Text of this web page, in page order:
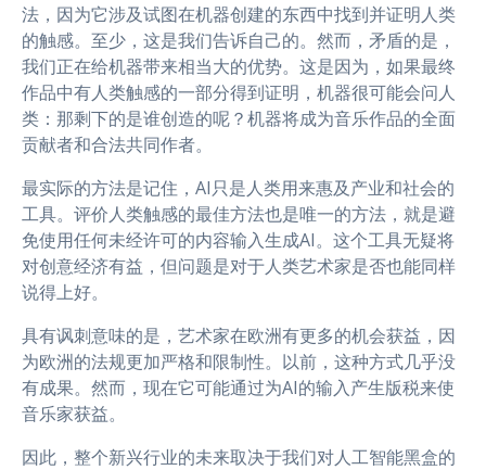
法，因为它涉及试图在机器创建的东西中找到并证明人类
的触感。至少，这是我们告诉自己的。然而，矛盾的是，
我们正在给机器带来相当大的优势。这是因为，如果最终
作品中有人类触感的一部分得到证明，机器很可能会问人
类：那剩下的是谁创造的呢？机器将成为音乐作品的全面
贡献者和合法共同作者。
最实际的方法是记住，AI只是人类用来惠及产业和社会的
工具。评价人类触感的最佳方法也是唯一的方法，就是避
免使用任何未经许可的内容输入生成AI。这个工具无疑将
对创意经济有益，但问题是对于人类艺术家是否也能同样
说得上好。
具有讽刺意味的是，艺术家在欧洲有更多的机会获益，因
为欧洲的法规更加严格和限制性。以前，这种方式几乎没
有成果。然而，现在它可能通过为AI的输入产生版税来使
音乐家获益。
因此，整个新兴行业的未来取决于我们对人工智能黑盒的